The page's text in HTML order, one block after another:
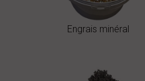
Engrais minéral